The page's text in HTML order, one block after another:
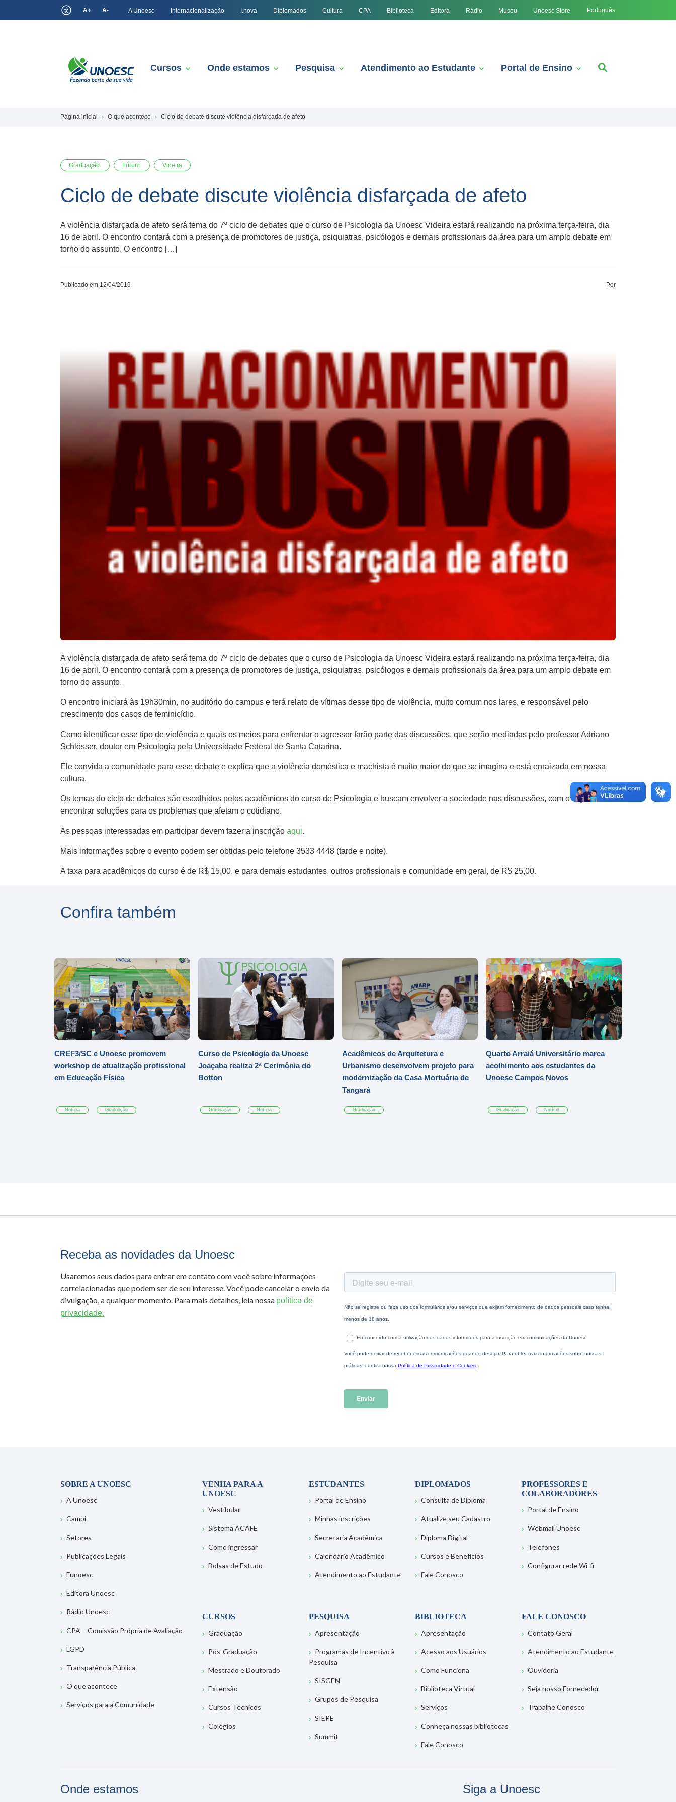
A+ A- A Unoesc Internacionalização I.nova Diplomados Cultura CPA Biblioteca Editora Rádio Museu Unoesc Store Português
Cursos Onde estamos Pesquisa Atendimento ao Estudante Portal de Ensino
Página inicial O que acontece Ciclo de debate discute violência disfarçada de afeto
Graduação Fórum Videira
Ciclo de debate discute violência disfarçada de afeto
A violência disfarçada de afeto será tema do 7º ciclo de debates que o curso de Psicologia da Unoesc Videira estará realizando na próxima terça-feira, dia
16 de abril. O encontro contará com a presença de promotores de justiça, psiquiatras, psicólogos e demais profissionais da área para um amplo debate em
torno do assunto. O encontro […]
Publicado em 12/04/2019 Por
A violência disfarçada de afeto será tema do 7º ciclo de debates que o curso de Psicologia da Unoesc Videira estará realizando na próxima terça-feira, dia
16 de abril. O encontro contará com a presença de promotores de justiça, psiquiatras, psicólogos e demais profissionais da área para um amplo debate em
torno do assunto.
O encontro iniciará às 19h30min, no auditório do campus e terá relato de vítimas desse tipo de violência, muito comum nos lares, e responsável pelo
crescimento dos casos de feminicídio.
Como identificar esse tipo de violência e quais os meios para enfrentar o agressor farão parte das discussões, que serão mediadas pelo professor Adriano
Schlösser, doutor em Psicologia pela Universidade Federal de Santa Catarina.
Ele convida a comunidade para esse debate e explica que a violência doméstica e machista é muito maior do que se imagina e está enraizada em nossa
cultura.
Os temas do ciclo de debates são escolhidos pelos acadêmicos do curso de Psicologia e buscam envolver a sociedade nas discussões, com o objetivo de
encontrar soluções para os problemas que afetam o cotidiano.
As pessoas interessadas em participar devem fazer a inscrição aqui.
Mais informações sobre o evento podem ser obtidas pelo telefone 3533 4448 (tarde e noite).
A taxa para acadêmicos do curso é de R$ 15,00, e para demais estudantes, outros profissionais e comunidade em geral, de R$ 25,00.
Confira também
CREF3/SC e Unoesc promovem
workshop de atualização profissional
em Educação Física
Notícia Graduação
Curso de Psicologia da Unoesc
Joaçaba realiza 2ª Cerimônia do
Botton
Graduação Notícia
Acadêmicos de Arquitetura e
Urbanismo desenvolvem projeto para
modernização da Casa Mortuária de
Tangará
Graduação
Quarto Arraiá Universitário marca
acolhimento aos estudantes da
Unoesc Campos Novos
Graduação Notícia
Receba as novidades da Unoesc
Usaremos seus dados para entrar em contato com você sobre informações
correlacionadas que podem ser de seu interesse. Você pode cancelar o envio da
divulgação, a qualquer momento. Para mais detalhes, leia nossa política de
privacidade.
SOBRE A UNOESC
A Unoesc
Campi
Setores
Publicações Legais
Funoesc
Editora Unoesc
Rádio Unoesc
CPA – Comissão Própria de Avaliação
LGPD
Transparência Pública
O que acontece
Serviços para a Comunidade
VENHA PARA A
UNOESC
Vestibular
Sistema ACAFE
Como ingressar
Bolsas de Estudo
ESTUDANTES
Portal de Ensino
Minhas inscrições
Secretaria Acadêmica
Calendário Acadêmico
Atendimento ao Estudante
DIPLOMADOS
Consulta de Diploma
Atualize seu Cadastro
Diploma Digital
Cursos e Benefícios
Fale Conosco
PROFESSORES E
COLABORADORES
Portal de Ensino
Webmail Unoesc
Telefones
Configurar rede Wi-fi
CURSOS
Graduação
Pós-Graduação
Mestrado e Doutorado
Extensão
Cursos Técnicos
Colégios
PESQUISA
Apresentação
Programas de Incentivo à
Pesquisa
SISGEN
Grupos de Pesquisa
SIEPE
Summit
BIBLIOTECA
Apresentação
Acesso aos Usuários
Como Funciona
Biblioteca Virtual
Serviços
Conheça nossas bibliotecas
Fale Conosco
FALE CONOSCO
Contato Geral
Atendimento ao Estudante
Ouvidoria
Seja nosso Fornecedor
Trabalhe Conosco
Onde estamos Siga a Unoesc